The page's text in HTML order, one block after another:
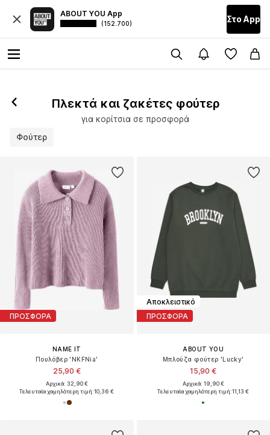
ABOUT YOU App
(152.700) Στο Αpp
Πλεκτά και ζακέτες φούτερ
για κορίτσια σε προσφορά
Φούτερ
ΠΡΟΣΦΟΡΑ
NAME IT
Πουλόβερ 'NKFNia'
25,90 €
Αρχικά: 32,90 €
Τελευταία χαμηλότερη τιμή:10,36 €
Αποκλειστικό
ΠΡΟΣΦΟΡΑ
ABOUT YOU
Μπλούζα φούτερ 'Lucky'
15,90 €
Αρχικά: 19,90 €
Τελευταία χαμηλότερη τιμή:11,13 €